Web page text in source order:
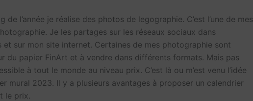
de l’année je réalise des photos de legographie. C’est l’une de mes
Je les partages sur les réseaux sociaux dans
et sur mon site internet. Certaines de mes photographie sont
du papier FinArt et à vendre dans différents formats. Mais pas
à tout le monde au niveau prix. C’est là ou m’est venu l’idée
mural 2023. Il y a plusieurs avantages à proposer un calendrier
le prix.